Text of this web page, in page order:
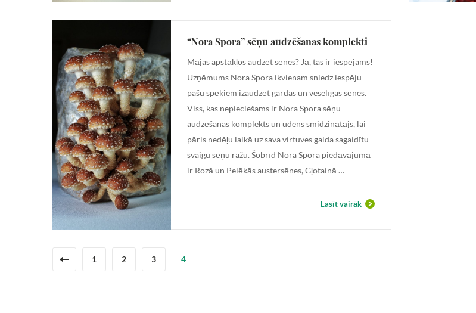
“Nora Spora” sēņu audzēšanas komplekti
Mājas apstākļos audzēt sēnes? Jā, tas ir iespējams!
Uzņēmums Nora Spora ikvienam sniedz iespēju
pašu spēkiem izaudzēt gardas un veselīgas sēnes.
Viss, kas nepieciešams ir Nora Spora sēņu
audzēšanas komplekts un ūdens smidzinātājs, lai
pāris nedēļu laikā uz sava virtuves galda sagaidītu
svaigu sēņu ražu. Šobrīd Nora Spora piedāvājumā
ir Rozā un Pelēkās austersēnes, Gļotainā …
Lasīt vairāk
1 2 3 4